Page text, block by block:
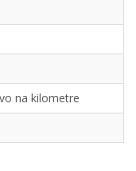
na kilometre